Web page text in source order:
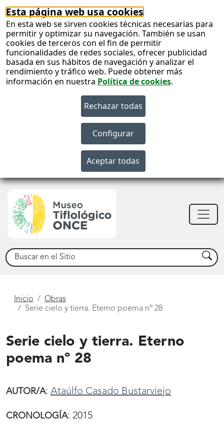
Esta página web usa cookies
En esta web se sirven cookies técnicas necesarias para
permitir y optimizar su navegación. También se usan
cookies de terceros con el fin de permitir
funcionalidades de redes sociales, ofrecer publicidad
basada en sus hábitos de navegación y analizar el
rendimiento y tráfico web. Puede obtener más
información en nuestra Política de cookies.
Buscar Buscar
Está
aquí
Inicio
Obras
Serie cielo y tierra. Eterno poema nº 28
Serie cielo y tierra. Eterno
poema nº 28
AUTOR/A: Ataúlfo Casado Bustarviejo
CRONOLOGÍA: 2015